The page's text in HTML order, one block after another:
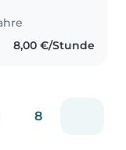
8,00 €/Stunde
8